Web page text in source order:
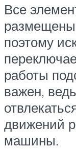
Все
размещены
поэтому
работы
важен,
движений
машины.